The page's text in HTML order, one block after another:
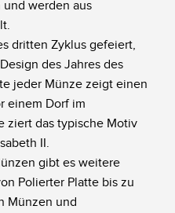
werden aus
dritten Zyklus gefeiert,
des Jahres des
jeder Münze zeigt einen
einem Dorf im
ziert das typische Motiv
II.
gibt es weitere
Polierter Platte bis zu
Münzen und